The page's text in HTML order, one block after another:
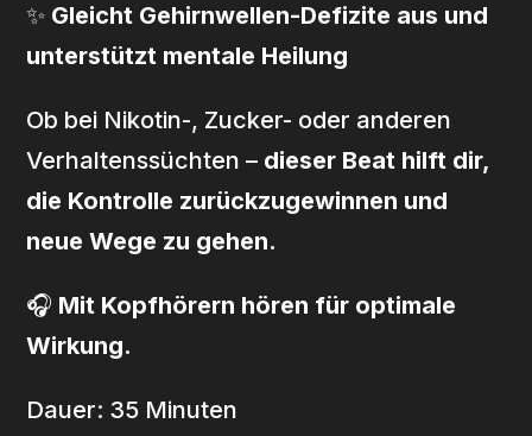
✨ Gleicht Gehirnwellen-Defizite aus und
unterstützt mentale Heilung
Ob bei Nikotin-, Zucker- oder anderen
Verhaltenssüchten – dieser Beat hilft dir,
die Kontrolle zurückzugewinnen und
neue Wege zu gehen.
🎧 Mit Kopfhörern hören für optimale
Wirkung.
Dauer: 35 Minuten